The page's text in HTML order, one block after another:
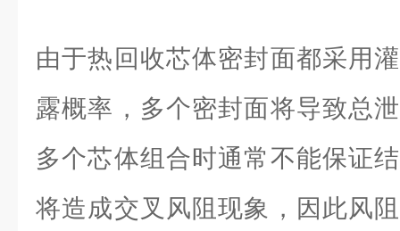
由于热回收芯体密封面都采用
露概率，多个密封面将导致总
多个芯体组合时通常不能保证
将造成交叉风阻现象，因此风